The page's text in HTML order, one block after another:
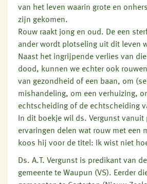
van het leven waarin grote en
zijn gekomen.
Rouw raakt jong en oud. De een
ander wordt plotseling uit dit leven
Naast het ingrijpende verlies van
dood, kunnen we echter ook
van gezondheid of een baan, om
mishandeling, om een verhuizing,
echtscheiding of de echtscheiding
In dit boekje wil ds. Vergunst
ervaringen delen wat rouw met een
koos hij voor de titel: Ik wist niet
Ds. A.T. Vergunst is predikant van
gemeente te Waupun (VS). Eerder